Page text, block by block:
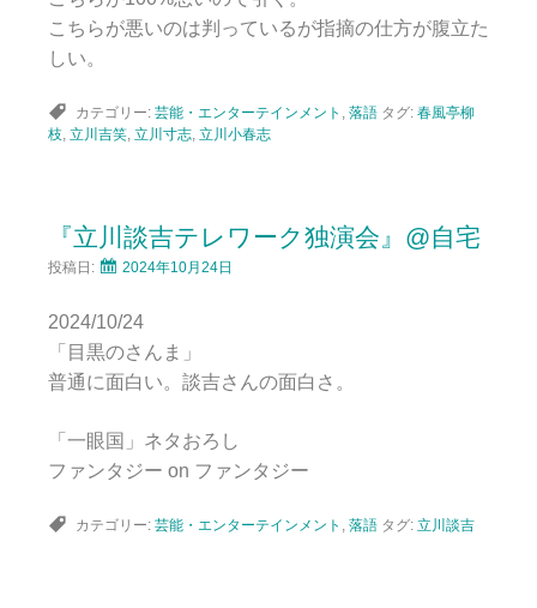
こちらが悪いのは判っているが指摘の仕方が腹立た
しい。
カテゴリー: 芸能・エンターテインメント , 落語 タグ: 春風亭柳
枝, 立川吉笑, 立川寸志, 立川小春志
『立川談吉テレワーク独演会』@自宅
投稿日: 2024年10月24日
2024/10/24
「目黒のさんま」
普通に面白い。談吉さんの面白さ。
「一眼国」ネタおろし
ファンタジー on ファンタジー
カテゴリー: 芸能・エンターテインメント , 落語 タグ: 立川談吉